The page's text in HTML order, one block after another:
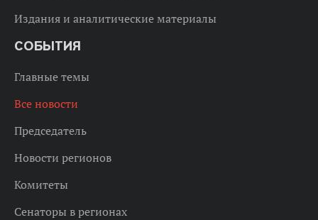
Издания и аналитические материалы
СОБЫТИЯ
Главные темы
Все новости
Председатель
Новости регионов
Комитеты
Сенаторы в регионах